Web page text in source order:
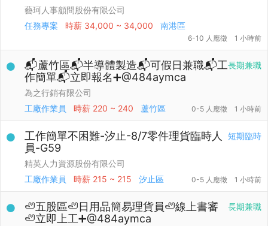
藝珂人事顧問股份有限公司
任務專案
時薪 34,000 ~ 34,000 南港區
6-10 人應徵 1 小時前
長期兼職
📬蘆竹區📬半導體製造📬可假日兼職📬工
作簡單📬立即報名➕@484aymca
為之行銷有限公司
工廠作業員
時薪 220 ~ 240 蘆竹區 0-5 人應徵 1 小時前
短期臨時
工作簡單不困難-汐止-8/7零件理貨臨時人
員-G59
精英人力資源股份有限公司
工廠作業員
時薪 215 ~ 215 汐止區 0-5 人應徵 1 小時前
長期兼職
🦥五股區🦥日用品簡易理貨員🦥線上書審
🦥立即上工➕@484aymca